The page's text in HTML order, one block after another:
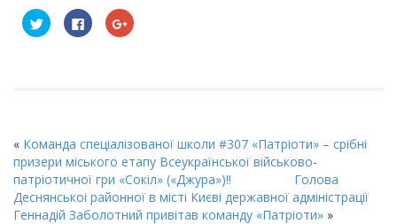
Click
to
share
Click
to
share
Click
to
« Команда спеціалізованої школи #307 «Патріоти» – срібні
призери міського етапу Всеукраїнської військово-
патріотичної гри «Сокіл» («Джура»)!!
Голова
Деснянськоі районної в місті Києві державної адміністрації
Геннадій Заболотний привітав команду «Патріоти» »